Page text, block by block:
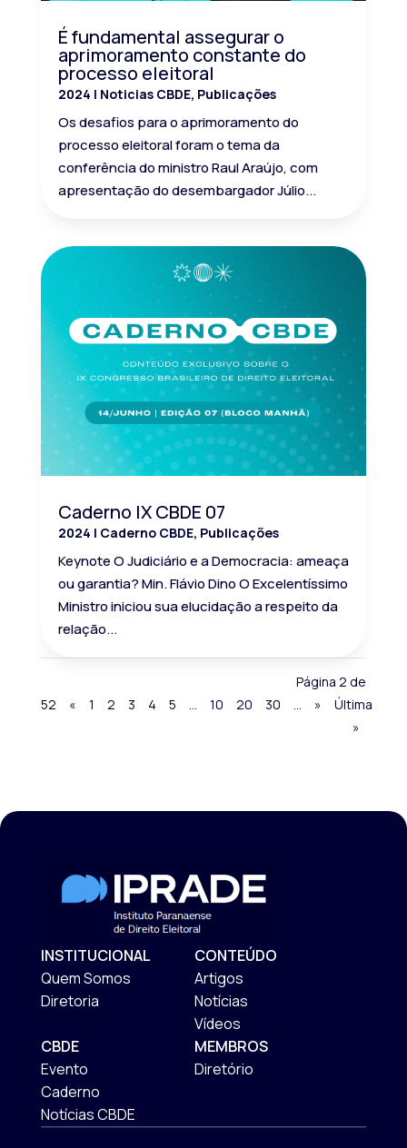
É fundamental assegurar o
aprimoramento constante do
processo eleitoral
2024 | Noticias CBDE, Publicações
Os desafios para o aprimoramento do
processo eleitoral foram o tema da
conferência do ministro Raul Araújo, com
apresentação do desembargador Júlio...
Caderno IX CBDE 07
2024 | Caderno CBDE, Publicações
Keynote O Judiciário e a Democracia: ameaça
ou garantia? Min. Flávio Dino O Excelentíssimo
Ministro iniciou sua elucidação a respeito da
relação...
Página 2 de
52
« 1 2 3 4 5 ... 10 20 30 ... »
Última
»
INSTITUCIONAL
Quem Somos
Diretoria
CONTEÚDO
Artigos
Notícias
Vídeos
CBDE
Evento
Caderno
Notícias CBDE
MEMBROS
Diretório